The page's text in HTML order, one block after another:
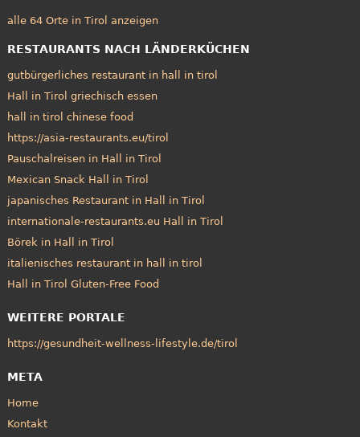
alle 64 Orte in Tirol anzeigen
RESTAURANTS NACH LÄNDERKÜCHEN
gutbürgerliches restaurant in hall in tirol
Hall in Tirol griechisch essen
hall in tirol chinese food
https://asia-restaurants.eu/tirol
Pauschalreisen in Hall in Tirol
Mexican Snack Hall in Tirol
japanisches Restaurant in Hall in Tirol
internationale-restaurants.eu Hall in Tirol
Börek in Hall in Tirol
italienisches restaurant in hall in tirol
Hall in Tirol Gluten-Free Food
WEITERE PORTALE
https://gesundheit-wellness-lifestyle.de/tirol
META
Home
Kontakt